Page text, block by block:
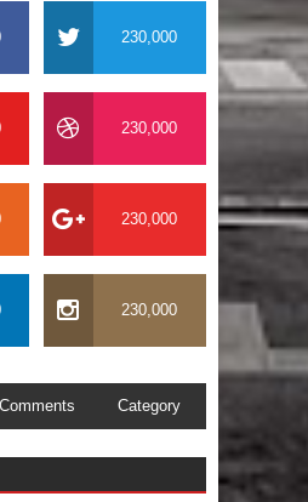
230,000
230,000
230,000
230,000
Comments Category